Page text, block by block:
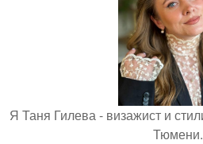
Я Таня Гилева - визажист и
Тюмени.